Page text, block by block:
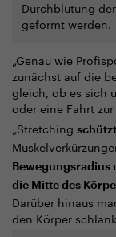
Durchblutung
geformt werden.
„Genau wie
zunächst auf die
gleich, ob es sich
oder eine Fahrt
„Stretching
Bewegungsradius
die Mitte des
Darüber hinaus
den Körper